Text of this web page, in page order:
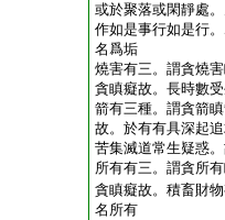
或於聚落或閑靜處
作如是事行如是行
名爲垢
燒害有三。謂貪燒
貪瞋癡故。長時數
箭有三種。謂貪箭
故。於有有具深起
苦集滅道常生疑惑
所有有三。謂貪所
貪瞋癡故。積畜財
名所有